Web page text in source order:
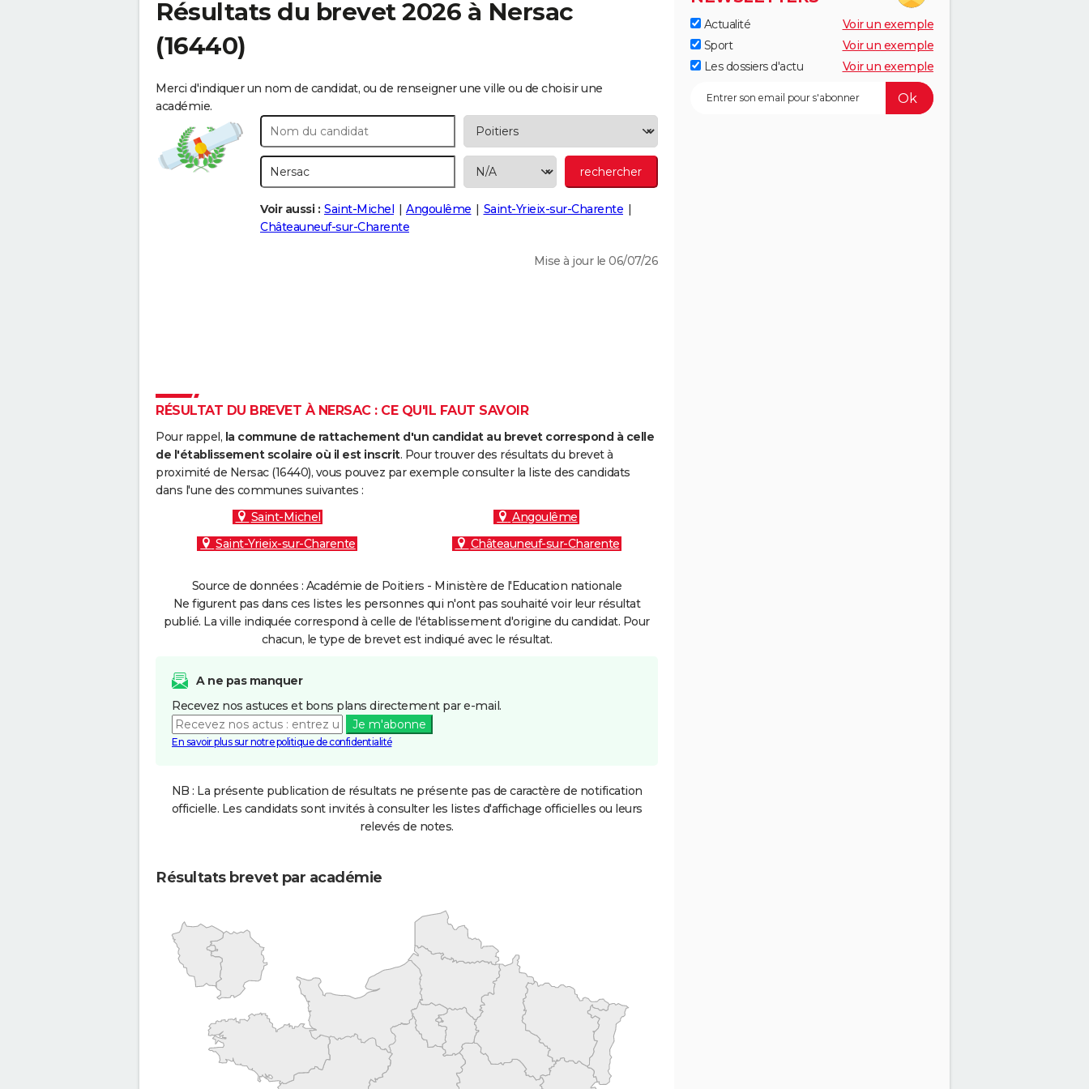
Résultats du brevet 2026 à Nersac
(16440)
Merci d'indiquer un nom de candidat, ou de renseigner une ville ou de choisir une
académie.
Voir aussi : Saint-Michel Angoulême
Saint-Yrieix-sur-Charente
Châteauneuf-sur-Charente
Mise à jour le 06/07/26
RÉSULTAT DU BREVET À NERSAC : CE QU'IL FAUT SAVOIR
Pour rappel, la commune de rattachement d'un candidat au brevet correspond à celle
de l'établissement scolaire où il est inscrit. Pour trouver des résultats du brevet à
proximité de Nersac (16440), vous pouvez par exemple consulter la liste des candidats
dans l'une des communes suivantes :
Saint-Michel
Angoulême
Saint-Yrieix-sur-Charente
Châteauneuf-sur-Charente
Source de données : Académie de Poitiers - Ministère de l'Education nationale
Ne figurent pas dans ces listes les personnes qui n'ont pas souhaité voir leur résultat
publié. La ville indiquée correspond à celle de l'établissement d'origine du candidat. Pour
chacun, le type de brevet est indiqué avec le résultat.
A ne pas manquer
Recevez nos astuces et bons plans directement par e-mail.
Je m'abonne
En savoir plus sur notre politique de confidentialité
NB : La présente publication de résultats ne présente pas de caractère de notification
officielle. Les candidats sont invités à consulter les listes d'affichage officielles ou leurs
relevés de notes.
Résultats brevet par académie
Actualité
Voir un exemple
Sport
Voir un exemple
Les dossiers d'actu
Voir un exemple